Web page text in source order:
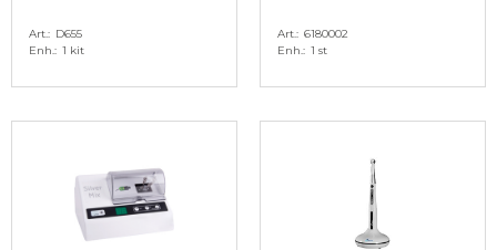
Art.
D655
Enh. 1 kit
Art. 6180002
Enh. 1 st